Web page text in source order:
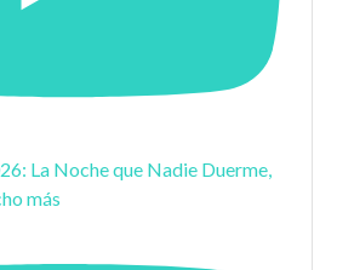
La Noche que Nadie Duerme,
más